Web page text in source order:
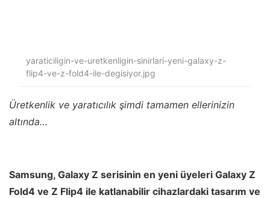
yaraticiligin-ve-uretkenligin-sinirlari-yeni-galaxy-z-
flip4-ve-z-fold4-ile-degisiyor.jpg
Üretkenlik ve yaratıcılık şimdi tamamen ellerinizin
altında…
Samsung, Galaxy Z serisinin en yeni üyeleri Galaxy Z
Fold4 ve Z Flip4 ile katlanabilir cihazlardaki tasarım ve